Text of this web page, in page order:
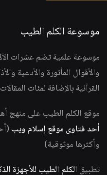
موسوعة الكلم الطيب
موسوعة علمية تضم عشرات
والأقوال المأثورة والأدعية
القرآنية بالإضافة لمئات
موقع الكلم الطيب على منهج
أحد فتاوى موقع إسلام ويب
وأكثرها موثوقية)
تطبيق الكلم الطيب للأجهزة